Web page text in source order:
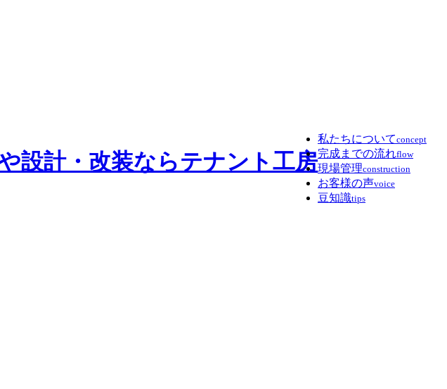
私たちについてconcept
完成までの流れflow
現場管理construction
お客様の声voice
豆知識tips